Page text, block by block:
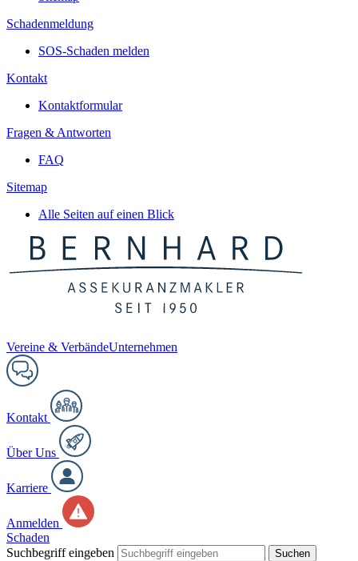
Schadenmeldung
SOS-Schaden melden
Kontakt
Kontaktformular
Fragen & Antworten
FAQ
Sitemap
Alle Seiten auf einen Blick
Vereine & VerbändeUnternehmen
Kontakt
Über Uns
Karriere
Anmelden
Schaden
Suchbegriff eingeben
Suchen